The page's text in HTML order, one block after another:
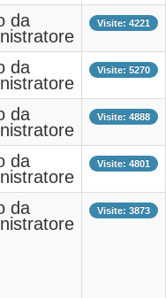
da
Visite: 4221
da
Visite: 5270
da
Visite: 4888
da
Visite: 4801
da
Visite: 3873